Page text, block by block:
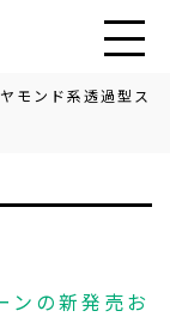
モンド系透過型ス
ンの新発売お